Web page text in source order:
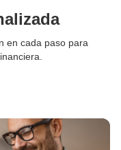
en cada paso para